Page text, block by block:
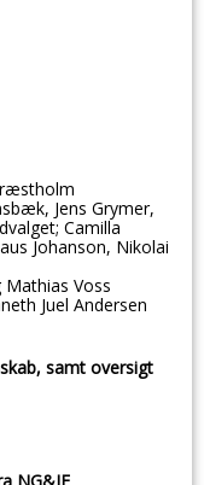
Jens Grymer,
Camilla
Johanson, Nikolai
Voss
Juel Andersen
samt oversigt